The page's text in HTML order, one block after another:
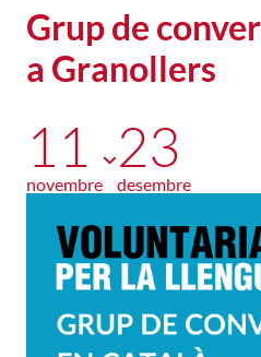
Grup de
a Granollers
11
novembre
23
desembre